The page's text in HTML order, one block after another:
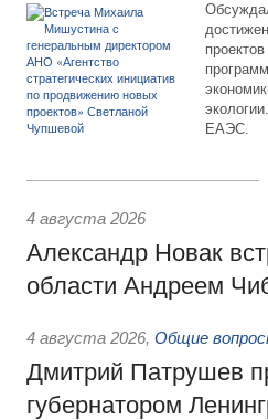
ЕАЭС.
4 августа 2026
Александр Новак
области Андреем
4 августа 2026, Общие
Дмитрий Патрушев
губернатором